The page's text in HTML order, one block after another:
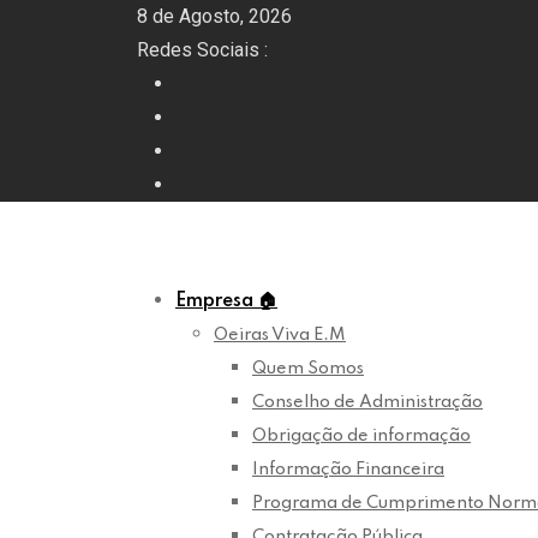
8 de Agosto, 2026
Redes Sociais :
Empresa 🏠
Oeiras Viva E.M
Quem Somos
Conselho de Administração
Obrigação de informação
Informação Financeira
Programa de Cumprimento